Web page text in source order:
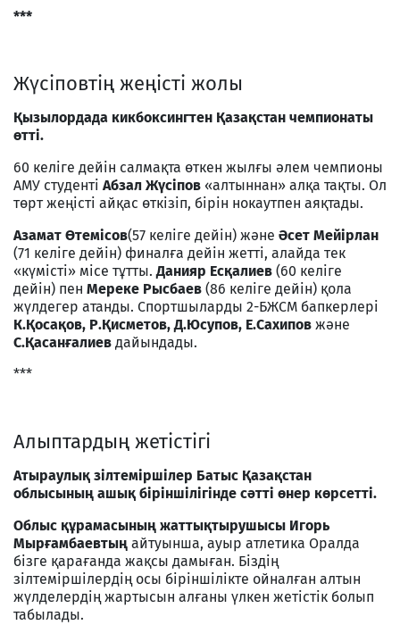
***
Жүсіповтің жеңісті жолы
Қызылордада кикбоксингтен Қазақстан чемпионаты
өтті.
60 келіге дейін салмақта өткен жылғы әлем чемпионы
АМУ студенті Абзал Жүсіпов «алтыннан» алқа тақты. Ол
төрт жеңісті айқас өткізіп, бірін нокаутпен аяқтады.
Азамат Өтемісов(57 келіге дейін) және Әсет Мейірлан
(71 келіге дейін) финалға дейін жетті, алайда тек
«күмісті» місе тұтты.Данияр Есқалиев (60 келіге
дейін) пен Мереке Рысбаев (86 келіге дейін) қола
жүлдегер атанды. Спортшыларды 2-БЖСМ бапкерлері
К.Қосақов, Р.Қисметов, Д.Юсупов, Е.Сахипов және
С.Қасанғалиев дайындады.
***
Алыптардың жетістігі
Атыраулық зілтеміршілер Батыс Қазақстан
облысының ашық біріншілігінде сәтті өнер көрсетті.
Облыс құрамасының жаттықтырушысы Игорь
Мырғамбаевтың айтуынша, ауыр атлетика Оралда
бізге қарағанда жақсы дамыған. Біздің
зілтеміршілердің осы біріншілікте ойналған алтын
жүлделердің жартысын алғаны үлкен жетістік болып
табылады.